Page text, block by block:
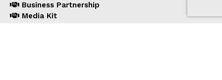
Business Partnership
Media Kit